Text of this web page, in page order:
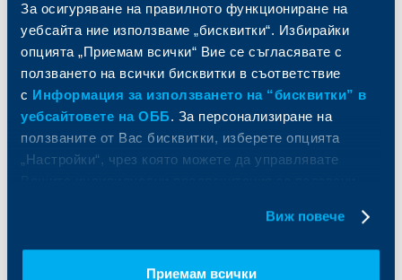
За осигуряване на правилното функциониране на
уебсайта ние използваме „бисквитки“. Избирайки
опцията „Приемам всички“ Вие се съгласявате с
ползването на всички бисквитки в съответствие
с Информация за използването на “бисквитки” в
уебсайтовете на ОББ. За персонализиране на
ползваните от Вас бисквитки, изберете опцията
„Настройки“, чрез която можете да управлявате
Виж повече
Приемам всички
Индивидуални
клиенти
Карти
Сметки и плащания
Кредити
Спестявания и инвестиции
Частно банкиране
Бизнес
клиенти
Кредитиране
Управление на парични средства
Търговско финансиране
ПОС терминали
и попечителски услуги
Кредити за собственици на фирми
Групата на KBC